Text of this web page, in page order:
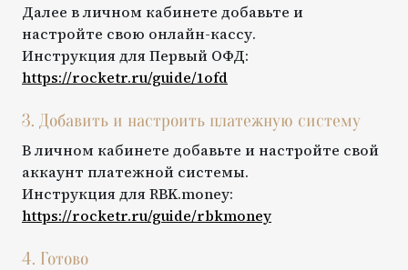
Далее в личном кабинете добавьте и
настройте свою онлайн-кассу.
Инструкция дляПервый ОФД:
https://rocketr.ru/guide/1ofd
3. Добавить и настроить платежную систему
В личном кабинете добавьте и настройте свой
аккаунт платежной системы.
Инструкция дляRBK.money:
https://rocketr.ru/guide/rbkmoney
4. Готово